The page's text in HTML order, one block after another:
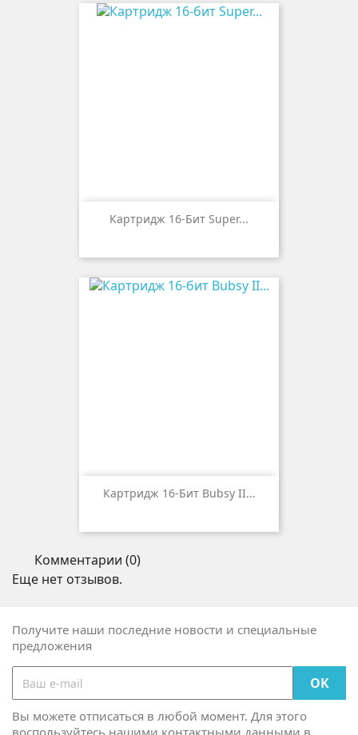
Картридж 16-Бит Super...
Картридж 16-Бит Bubsy II...
Комментарии (0)
Еще нет отзывов.
Получите наши последние новости и специальные
предложения
Вы можете отписаться в любой момент. Для этого
воспользуйтесь нашими контактными данными в